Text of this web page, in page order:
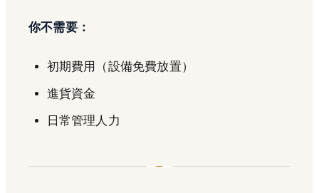
你不需要：
初期費用（設備免費放置）
進貨資金
日常管理人力